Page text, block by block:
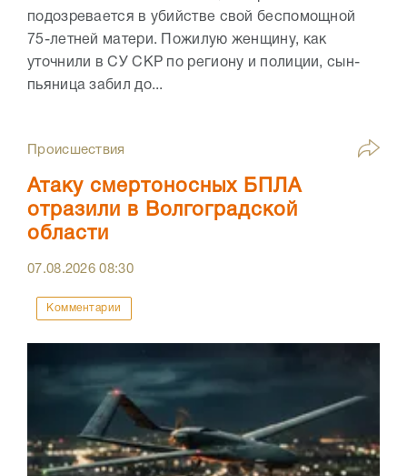
подозревается в убийстве свой беспомощной
75-летней матери. Пожилую женщину, как
уточнили в СУ СКР по региону и полиции, сын-
пьяница забил до...
Происшествия
Атаку смертоносных БПЛА
отразили в Волгоградской
области
07.08.202608:30
Комментарии